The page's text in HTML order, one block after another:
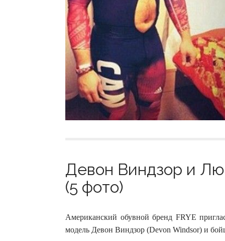
Девон Виндзор и
(5 фото)
Американский обувной бренд FRYE
модель Девон Виндзор (Devon Windsor) и